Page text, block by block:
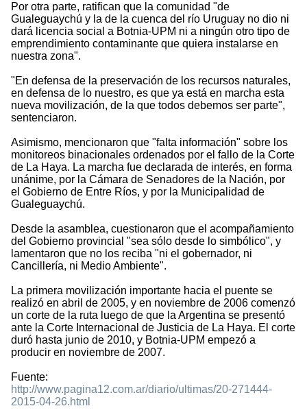
Por otra parte, ratifican que la comunidad "de
Gualeguaychú y la de la cuenca del río Uruguay no dio ni
dará licencia social a Botnia-UPM ni a ningún otro tipo de
emprendimiento contaminante que quiera instalarse en
nuestra zona".
"En defensa de la preservación de los recursos naturales,
en defensa de lo nuestro, es que ya está en marcha esta
nueva movilización, de la que todos debemos ser parte",
sentenciaron.
Asimismo, mencionaron que "falta información" sobre los
monitoreos binacionales ordenados por el fallo de la Corte
de La Haya. La marcha fue declarada de interés, en forma
unánime, por la Cámara de Senadores de la Nación, por
el Gobierno de Entre Ríos, y por la Municipalidad de
Gualeguaychú.
Desde la asamblea, cuestionaron que el acompañamiento
del Gobierno provincial "sea sólo desde lo simbólico", y
lamentaron que no los reciba "ni el gobernador, ni
Cancillería, ni Medio Ambiente".
La primera movilización importante hacia el puente se
realizó en abril de 2005, y en noviembre de 2006 comenzó
un corte de la ruta luego de que la Argentina se presentó
ante la Corte Internacional de Justicia de La Haya. El corte
duró hasta junio de 2010, y Botnia-UPM empezó a
producir en noviembre de 2007.
Fuente:
http://www.pagina12.com.ar/diario/ultimas/20-271444-
2015-04-26.html